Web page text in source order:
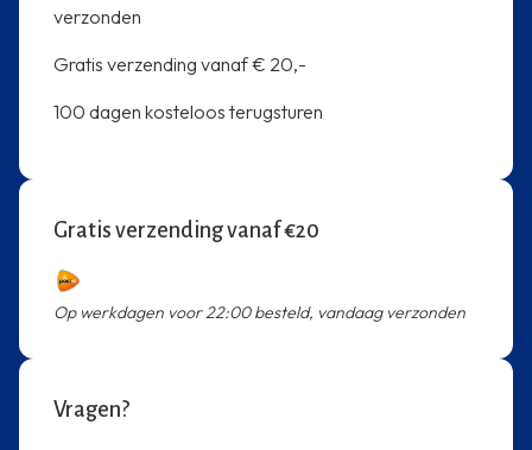
verzonden
Gratis verzending vanaf € 20,-
100 dagen kosteloos terugsturen
Gratis verzending vanaf €20
Op werkdagen voor 22:00 besteld, vandaag verzonden
Vragen?